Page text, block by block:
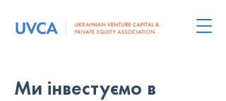
Ми інвестуємо в